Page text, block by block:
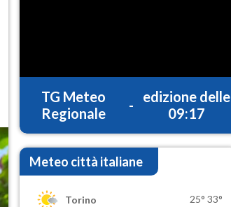
TG Meteo
Regionale
-
edizione delle
09:17
Meteo città italiane
Torino 25° 33°